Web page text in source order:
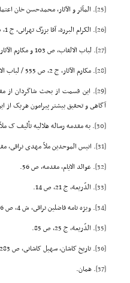
[25]
. المآثر و الآثار، محمدحسن خان اعتماد السلطنه،
[26]
. الکرام البررة، آقا بزرگ تهرانى، ج 1، ص 275 / مکارم الآثار، ج 4، ص 1241.
[27]
. لباب الالقاب، ص 103 و مکارم الآثار، ج 3، ص 675.
[28]
. مکارم الآثار، ج 2، ص 555 / لباب الالقاب، ص 23 و المآثر و الآثار، ص 144.
[29]
. این قسمت از بحث شاگردان از
آگاهى و تحقیق بیشتر پیرامون هریک از
[30]
. به مقدمه رساله هلالیه تألیف ک
[31]
. انیس الموحدین ملاّ مهدى نراقى،
[32]
. عوائد الایام، مقدمه، ص 56.
[33]
. الذّریعة، ج 21، ص 14.
[34]
. ویژه نامه فاضلین نراقى، ش 4، ص 36.
[35]
. الذّریعة، ج 25، ص 85.
[36]
. تاریخ کاشان، سهیل کاشانى، ص 283 و ملاّ مهدى نراقى، منادى اخلاق، عبدالرحیم اباذرى، ص 91.
[37]
. همان.